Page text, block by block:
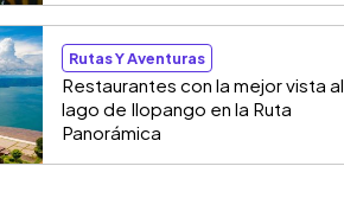
Rutas Y Aventuras
Restaurantes con la mejor vista al
lago de Ilopango en la Ruta
Panorámica